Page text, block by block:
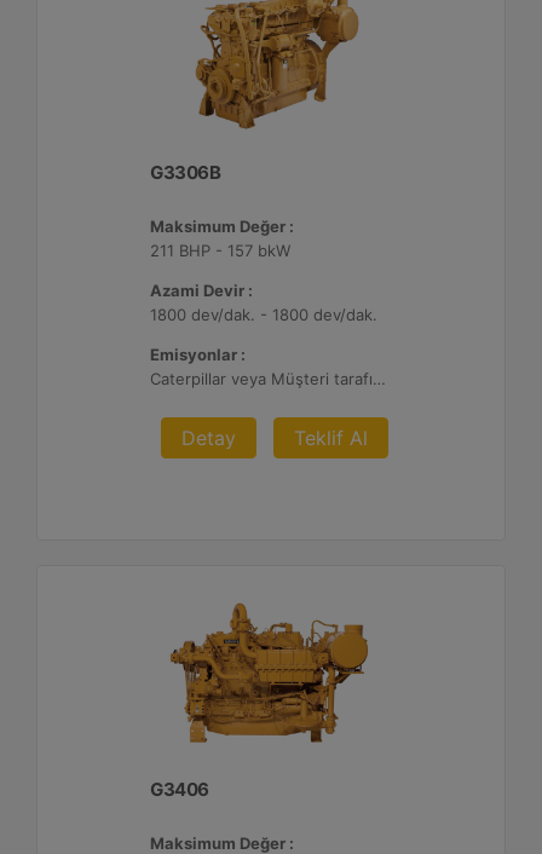
G3306B
Maksimum Değer :
211 BHP - 157 bkW
Azami Devir :
1800 dev/dak. - 1800 dev/dak.
Emisyonlar :
Caterpillar veya Müşteri tarafından sağlanan AFRC ve Atık Arıtma ile 0,1 g ve 0,5 g/bhp-sa. NOx
Detay Teklif Al
G3406
Maksimum Değer :